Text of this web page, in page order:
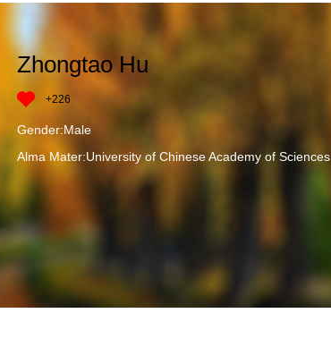
Zhongtao Hu
+226
Gender:Male
Alma Mater:University of Chinese Academy of Sciences